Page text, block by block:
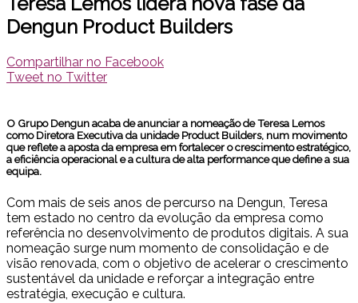
Dengun Product Builders
Compartilhar no Facebook
Tweet no Twitter
O Grupo Dengun acaba de anunciar a nomeação deTeresa Lemos
como Diretora Executiva da unidade Product Builders, num movimento
que reflete a aposta da empresa em fortalecer o crescimento estratégico,
a eficiência operacional e a cultura de alta performance que define a sua
equipa.
Com mais de seis anos de percurso na Dengun, Teresa
tem estado no centro da evolução da empresa como
referência no desenvolvimento de produtos digitais. A sua
nomeação surge num momento de consolidação e de
visão renovada, com o objetivo de acelerar o crescimento
sustentável da unidade e reforçar a integração entre
estratégia, execução e cultura.